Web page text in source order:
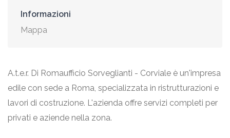
Informazioni
Mappa
A.t.e.r. Di Romaufficio Sorveglianti - Corviale è un'impresa
edile con sede a Roma, specializzata in ristrutturazioni e
lavori di costruzione. L'azienda offre servizi completi per
privati e aziende nella zona.